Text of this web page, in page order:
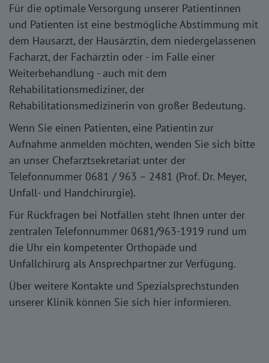
Für die optimale Versorgung unserer Patientinnen
und Patienten ist eine bestmögliche Abstimmung mit
dem Hausarzt, der Hausärztin, dem niedergelassenen
Facharzt, der Fachärztin oder - im Falle einer
Weiterbehandlung - auch mit dem
Rehabilitationsmediziner, der
Rehabilitationsmedizinerin von großer Bedeutung.
Wenn Sie einen Patienten, eine Patientin zur
Aufnahme anmelden möchten, wenden Sie sich bitte
an unser Chefarztsekretariat unter der
Telefonnummer 0681 / 963 – 2481 (Prof. Dr. Meyer,
Unfall- und Handchirurgie).
Für Rückfragen bei Notfällen steht Ihnen unter der
zentralen Telefonnummer 0681/963-1919 rund um
die Uhr ein kompetenter Orthopäde und
Unfallchirurg als Ansprechpartner zur Verfügung.
Über weitere Kontakte und Spezialsprechstunden
unserer Klinik können Sie sich hier informieren.